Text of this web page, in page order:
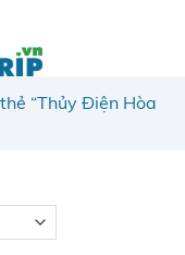
“Thủy Điện Hòa